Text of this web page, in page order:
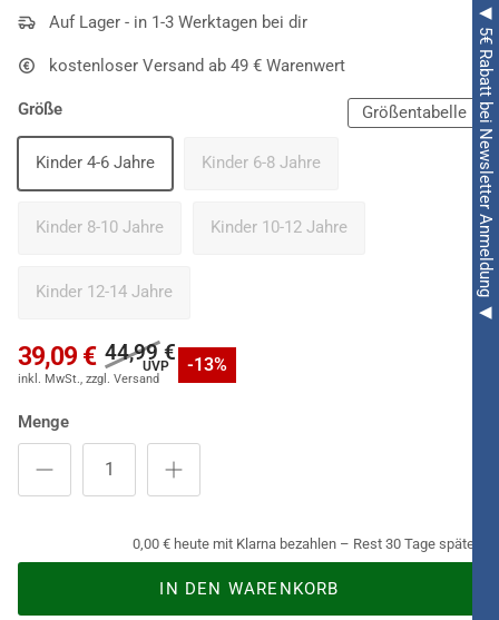
◀ 5€ Rabatt bei Newsletter Anmeldung ◀
Auf Lager - in 1-3 Werktagen bei dir
kostenloser Versand ab 49 € Warenwert
Größe Größentabelle
Kinder 4-6 Jahre Kinder 6-8 Jahre
Kinder 8-10 Jahre Kinder 10-12 Jahre
Kinder 12-14 Jahre
39,09 € 44,99 € -13%
Menge
0,00 € heute mit Klarna bezahlen – Rest 30 Tage später.
IN DEN WARENKORB